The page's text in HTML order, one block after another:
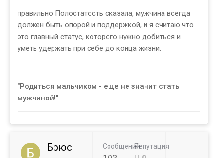
правильно Полостатость сказала, мужчина всегда
должен быть опорой и поддержкой, и я считаю что
это главный статус, которого нужно добиться и
уметь удержать при себе до конца жизни.
"Родиться мальчиком - еще не значит стать
мужчиной!"
Брюс СообщенийРепутация